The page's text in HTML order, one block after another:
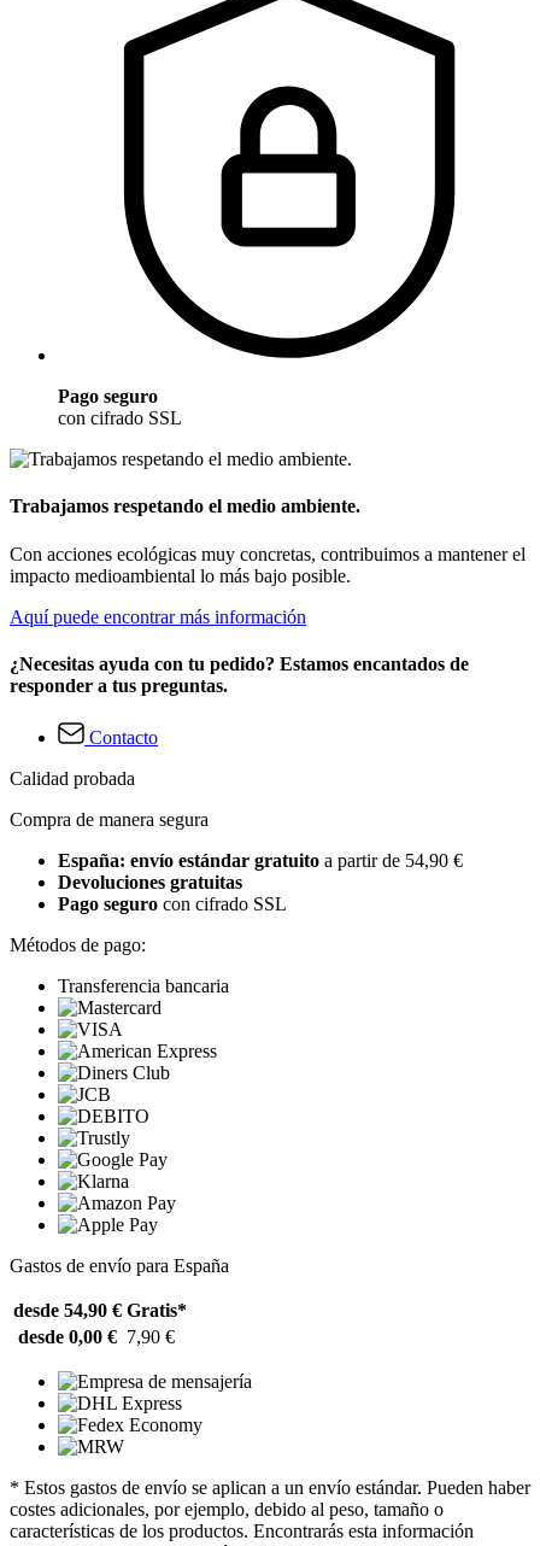
Pago seguro
con cifrado SSL
Trabajamos respetando el medio ambiente.
Con acciones ecológicas muy concretas, contribuimos a mantener el
impacto medioambiental lo más bajo posible.
Aquí puede encontrar más información
¿Necesitas ayuda con tu pedido? Estamos encantados de
responder a tus preguntas.
Contacto
Calidad probada
Compra de manera segura
España: envío estándar gratuito a partir de 54,90 €
Devoluciones gratuitas
Pago seguro con cifrado SSL
Métodos de pago:
Transferencia bancaria
Gastos de envío para España
desde 54,90 € Gratis*
desde 0,00 € 7,90 €
* Estos gastos de envío se aplican a un envío estándar. Pueden haber
costes adicionales, por ejemplo, debido al peso, tamaño o
características de los productos. Encontrarás esta información